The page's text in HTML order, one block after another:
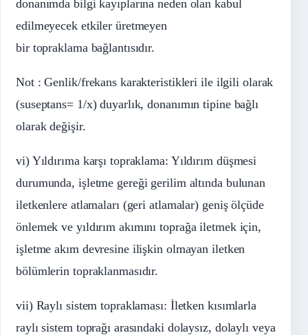
donanımda bilgi kayıplarına neden olan kabul
edilmeyecek etkiler üretmeyen
bir topraklama bağlantısıdır.
Not : Genlik/frekans karakteristikleri ile ilgili olarak
(suseptans= 1/x) duyarlık, donanımın tipine bağlı
olarak değişir.
vi) Yıldırıma karşı topraklama: Yıldırım düşmesi
durumunda, işletme gereği gerilim altında bulunan
iletkenlere atlamaları (geri atlamalar) geniş ölçüde
önlemek ve yıldırım akımını toprağa iletmek için,
işletme akım devresine ilişkin olmayan iletken
bölümlerin topraklanmasıdır.
vii) Raylı sistem topraklaması: İletken kısımlarla
raylı sistem toprağı arasındaki dolaysız, dolaylı veya